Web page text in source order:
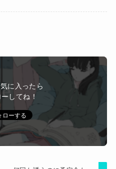
ませてあげた結果ｗｗ
、大誤審で炎上
る浴衣を着た写真を投
ら、愛猫を手放さないと
ような存在だから手放
い・・・
RSS
に入ったら
してね！